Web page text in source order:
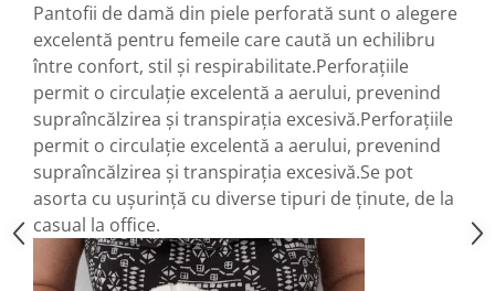
Pantofii de damă din piele perforată sunt o alegere
excelentă pentru femeile care caută un echilibru
între confort, stil și respirabilitate.Perforațiile
permit o circulație excelentă a aerului, prevenind
supraîncălzirea și transpirația excesivă.Perforațiile
permit o circulație excelentă a aerului, prevenind
supraîncălzirea și transpirația excesivă.Se pot
asorta cu ușurință cu diverse tipuri de ținute, de la
casual la office.